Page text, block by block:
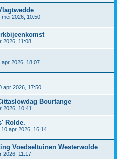
mei 2026, 10:50
2026, 11:08
apr 2026, 18:07
apr 2026, 17:50
Bourtange
2026, 10:41
Rolde.
10 apr 2026, 16:14
Voedseltuinen Westerwolde
2026, 11:17